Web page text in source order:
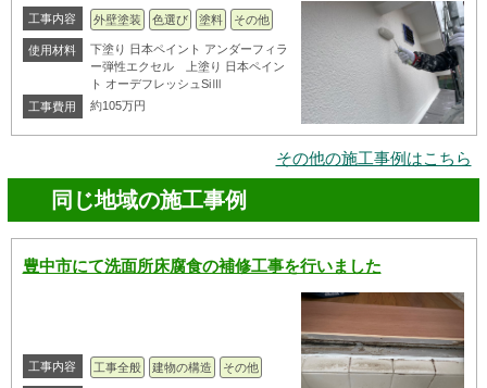
工事内容 外壁塗装 色選び 塗料 その他
使用材料
下塗り 日本ペイント アンダーフィラ
ー弾性エクセル 上塗り 日本ペイン
ト オーデフレッシュSiⅢ
工事費用
約105万円
その他の施工事例はこちら
同じ地域の施工事例
豊中市にて洗面所床腐食の補修工事を行いました
工事内容 工事全般 建物の構造 その他